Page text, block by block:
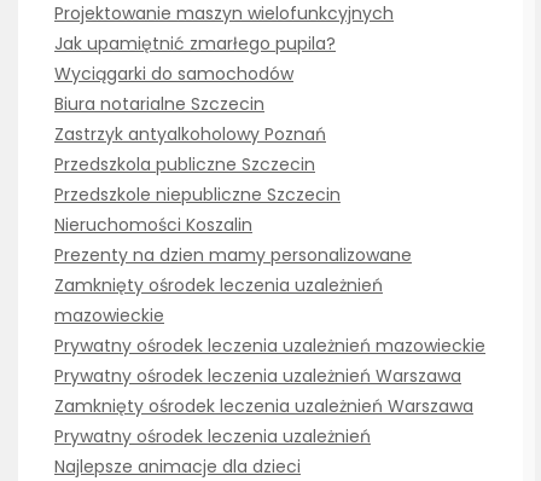
Projektowanie maszyn wielofunkcyjnych
Jak upamiętnić zmarłego pupila?
Wyciągarki do samochodów
Biura notarialne Szczecin
Zastrzyk antyalkoholowy Poznań
Przedszkola publiczne Szczecin
Przedszkole niepubliczne Szczecin
Nieruchomości Koszalin
Prezenty na dzien mamy personalizowane
Zamknięty ośrodek leczenia uzależnień
mazowieckie
Prywatny ośrodek leczenia uzależnień mazowieckie
Prywatny ośrodek leczenia uzależnień Warszawa
Zamknięty ośrodek leczenia uzależnień Warszawa
Prywatny ośrodek leczenia uzależnień
Najlepsze animacje dla dzieci